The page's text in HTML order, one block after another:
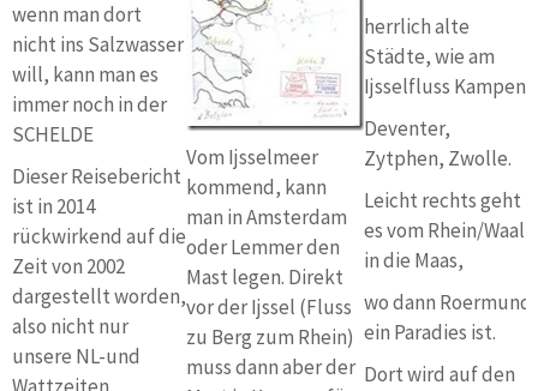
wenn man dort
nicht ins Salzwasser
will, kann man es
immer noch in der
SCHELDE
Dieser Reisebericht
ist in 2014
rückwirkend auf die
Zeit von 2002
dargestellt worden,
also nicht nur
unsere NL-und
Vom Ijsselmeer
kommend, kann
man in Amsterdam
oder Lemmer den
Mast legen. Direkt
vor der Ijssel (Fluss
zu Berg zum Rhein)
muss dann aber der
herrlich alte
Städte, wie am
Ijsselfluss Kampen,
Deventer,
Zytphen, Zwolle.
Leicht rechts geht
es vom Rhein/Waal
in die Maas,
wo dann Roermund
ein Paradies ist.
Dort wird auf den